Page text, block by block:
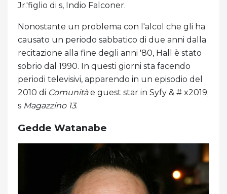
Jr.'figlio di s, Indio Falconer.
Nonostante un problema con l'alcol che gli ha
causato un periodo sabbatico di due anni dalla
recitazione alla fine degli anni '80, Hall è stato
sobrio dal 1990. In questi giorni sta facendo
periodi televisivi, apparendo in un episodio del
2010 di Comunitàe guest star in Syfy & # x2019;
s Magazzino 13.
Gedde Watanabe